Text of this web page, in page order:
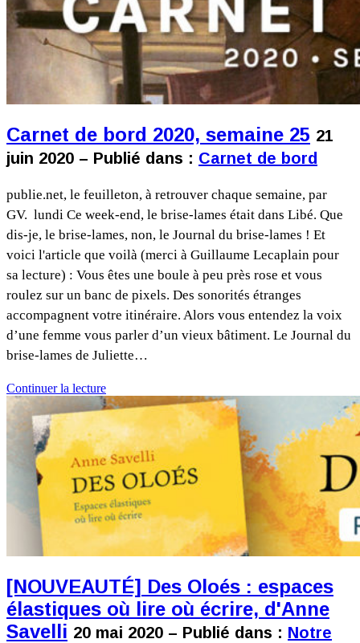
Carnet de bord 2020, semaine 25 21
juin 2020 – Publié dans : Carnet de bord
publie.net, le feuilleton, à retrouver chaque semaine, par
GV. lundi Ce week-end, le brise-lames était dans Libé. Que
dis-je, le brise-lames, non, le Journal du brise-lames ! Et
voici l'article que voilà (merci à Guillaume Lecaplain pour
sa lecture) : Vous êtes une boule à peu près rose et vous
roulez sur un banc de pixels. Des sonorités étranges
accompagnent votre itinéraire. Alors vous entendez la voix
d’une femme vous parler d’un vieux bâtiment. Le Journal du
brise-lames de Juliette…
Continuer la lecture
[NOUVEAUTÉ] Des Oloés : espaces
élastiques où lire où écrire, d'Anne
Savelli 20 mai 2020 – Publié dans : Notre